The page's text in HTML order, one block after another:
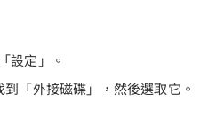
設定」。
「外接磁碟」，然後選取它。